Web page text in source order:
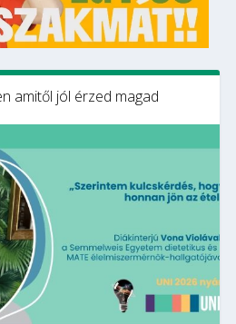
amitől jól érzed magad